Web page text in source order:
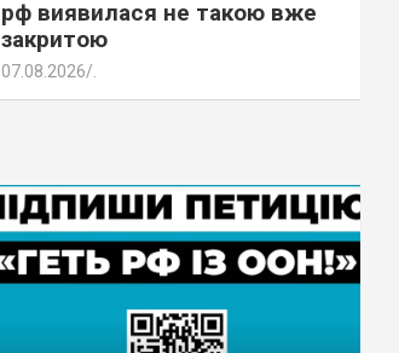
рф виявилася не такою вже
закритою
07.08.2026